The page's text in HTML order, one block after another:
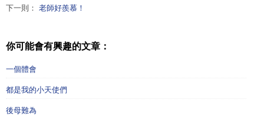
下一則： 老師好羨慕！
你可能會有興趣的文章：
一個體會
都是我的小天使們
後母難為